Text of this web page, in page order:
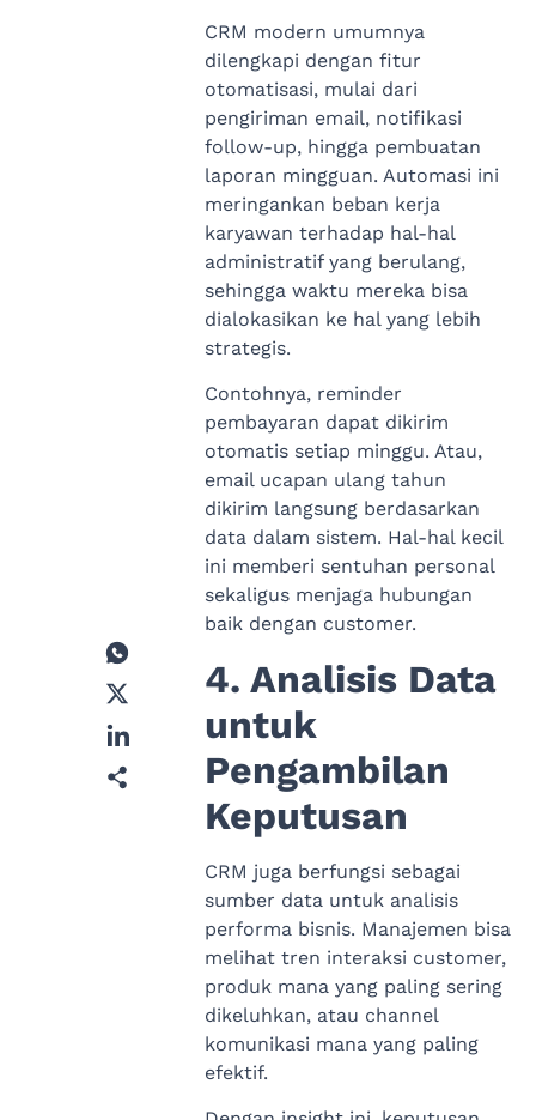
CRM modern umumnya
dilengkapi dengan fitur
otomatisasi, mulai dari
pengiriman email, notifikasi
follow-up, hingga pembuatan
laporan mingguan. Automasi ini
meringankan beban kerja
karyawan terhadap hal-hal
administratif yang berulang,
sehingga waktu mereka bisa
dialokasikan ke hal yang lebih
strategis.
Contohnya, reminder
pembayaran dapat dikirim
otomatis setiap minggu. Atau,
email ucapan ulang tahun
dikirim langsung berdasarkan
data dalam sistem. Hal-hal kecil
ini memberi sentuhan personal
sekaligus menjaga hubungan
baik dengan customer.
4. Analisis Data
untuk
Pengambilan
Keputusan
CRM juga berfungsi sebagai
sumber data untuk analisis
performa bisnis. Manajemen bisa
melihat tren interaksi customer,
produk mana yang paling sering
dikeluhkan, atau channel
komunikasi mana yang paling
efektif.